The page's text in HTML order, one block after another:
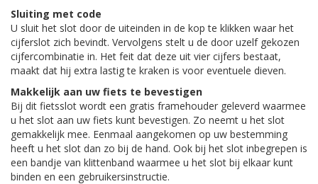
Sluiting met code
U sluit het slot door de uiteinden in de kop te klikken waar het
cijferslot zich bevindt. Vervolgens stelt u de door uzelf gekozen
cijfercombinatie in. Het feit dat deze uit vier cijfers bestaat,
maakt dat hij extra lastig te kraken is voor eventuele dieven.
Makkelijk aan uw fiets te bevestigen
Bij dit fietsslot wordt een gratis framehouder geleverd waarmee
u het slot aan uw fiets kunt bevestigen. Zo neemt u het slot
gemakkelijk mee. Eenmaal aangekomen op uw bestemming
heeft u het slot dan zo bij de hand. Ook bij het slot inbegrepen is
een bandje van klittenband waarmee u het slot bij elkaar kunt
binden en een gebruikersinstructie.